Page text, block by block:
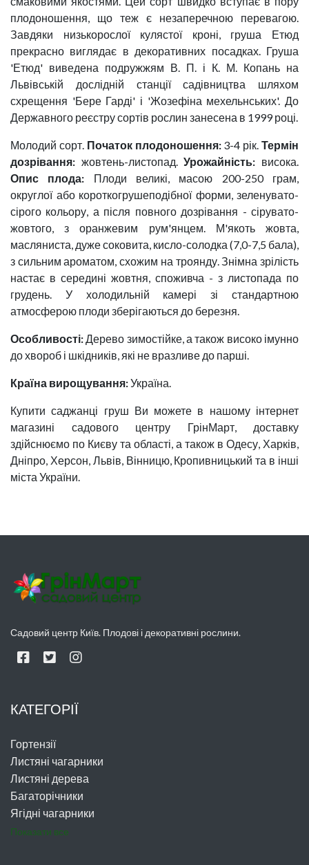
плодоношення, що теж є незаперечною перевагою.
Завдяки низькорослої кулястої кроні, груша Етюд
прекрасно виглядає в декоративних посадках. Груша
'Етюд' виведена подружжям В. П. і К. М. Копань на
Львівській дослідній станції садівництва шляхом
схрещення 'Бере Гарді' і 'Жозефіна мехельнських'. До
Державного реєстру сортів рослин занесена в 1999 році.
Молодий сорт. Початок плодоношення: 3-4 рік.Термін
дозрівання: жовтень-листопад.Урожайність: висока.
Опис плода: Плоди великі, масою 200-250 грам,
округлої або короткогрушеподібної форми, зеленувато-
сірого кольору, а після повного дозрівання - сірувато-
жовтого, з оранжевим рум'янцем. М'якоть жовта,
масляниста, дуже соковита, кисло-солодка (7,0-7,5 бала),
з сильним ароматом, схожим на троянду. Знімна зрілість
настає в середині жовтня, споживча - з листопада по
грудень. У холодильній камері зі стандартною
атмосферою плоди зберігаються до березня.
Особливості:Дерево зимостійке, а також високо імунно
до хвороб і шкідників, які не вразливе до парші.
Країна вирощування:Україна.
Купити саджанці груш Ви можете в нашому інтернет
магазині садового центру ГрінМарт, доставку
здійснюємо по Києву та області, а також в Одесу, Харків,
Дніпро, Херсон, Львів, Вінницю, Кропивницький та в інші
міста України.
Садовий центр Київ. Плодові і декоративні рослини.
КАТЕГОРІЇ
Гортензії
Листяні чагарники
Листяні дерева
Багаторічники
Ягідні чагарники
Показати все